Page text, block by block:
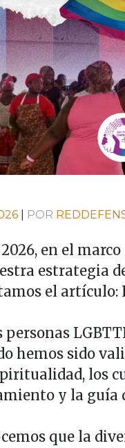
POR
en el
estrategia
el artículo:
hemos sido
los
y la guía
que la